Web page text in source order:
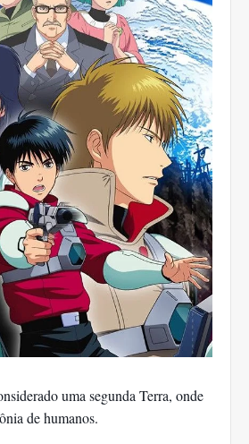
uma segunda Terra, onde
de humanos.